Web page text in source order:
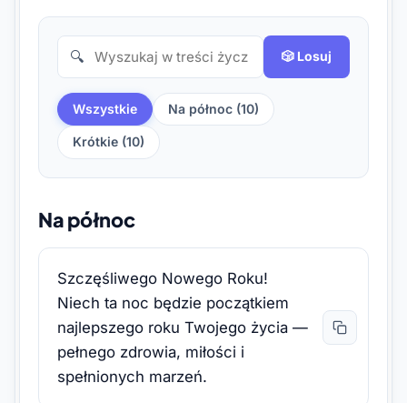
🔍 🎲 Losuj
Wszystkie Na północ (10)
Krótkie (10)
Na północ
Szczęśliwego Nowego Roku!
Niech ta noc będzie początkiem
najlepszego roku Twojego życia —
pełnego zdrowia, miłości i
spełnionych marzeń.